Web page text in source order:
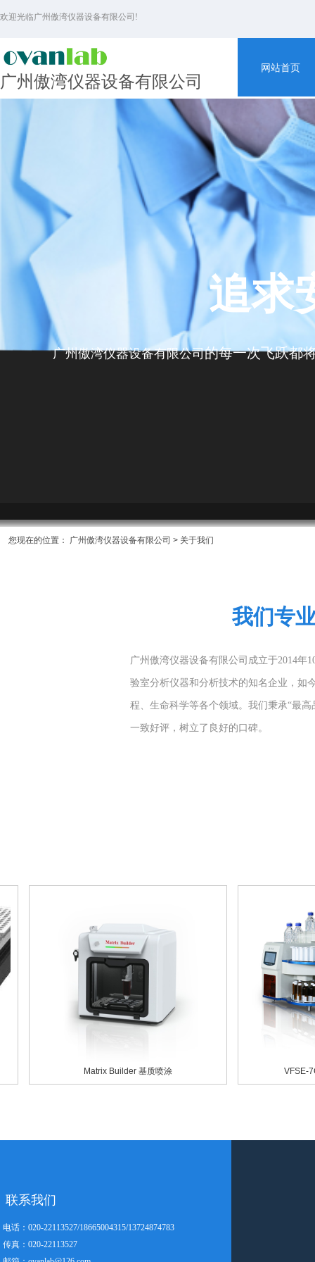
网站首页
欢迎光临广州傲湾仪器设备有限公司!
追求
广州傲湾仪器设备有限公司的每一次飞跃都
广州傲湾仪器设备有限公司
我们专
您现在的位置： 广州傲湾仪器设备有限公司 > 关于我们
广州傲湾仪器设备有限公司成立于2014年
验室分析仪器和分析技术的知名企业，如
程、生命科学等各个领域。我们秉承“最
一致好评，树立了良好的口碑。
Matrix Builder 基质喷涂 VFSE-7C 快
电话：020-22113527/18665004315/13724874783
传真：020-22113527
联系我们